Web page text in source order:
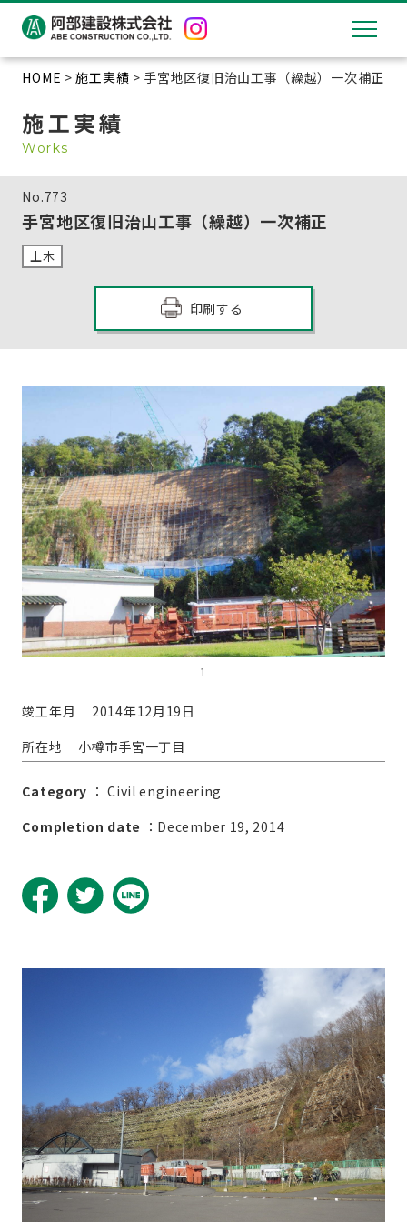
HOME >施工実績 > 手宮地区復旧治山工事（繰越）一次補正
施工実績
Works
No.773
手宮地区復旧治山工事（繰越）一次補正
土木
印刷する
1
竣工年月
2014年12月19日
所在地
小樽市手宮一丁目
Category ：Civil engineering
Completion date ：December 19, 2014